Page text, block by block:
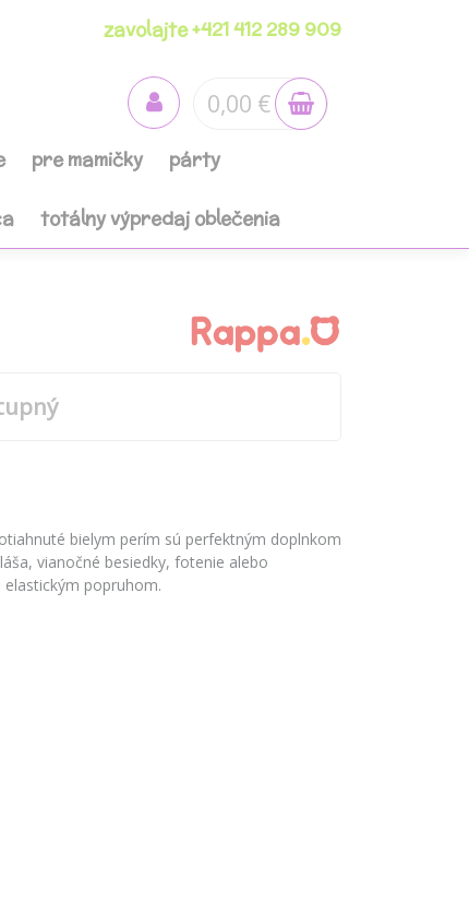
zavolajte +421 412 289 909
0,00 €
pre mamičky párty
totálny výpredaj oblečenia
bielym perím sú perfektným doplnkom
vianočné besiedky, fotenie alebo
elastickým popruhom.